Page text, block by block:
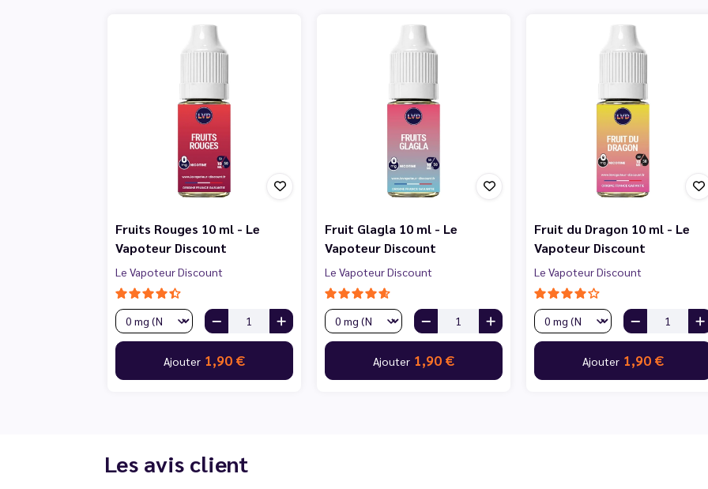
Fruits Rouges 10 ml - Le
Vapoteur Discount
Le Vapoteur Discount
Ajouter 1,90 €
Fruit Glagla 10 ml - Le
Vapoteur Discount
Le Vapoteur Discount
Ajouter 1,90 €
Fruit du Dragon 10 ml - Le
Vapoteur Discount
Le Vapoteur Discount
Ajouter 1,90 €
Les avis client